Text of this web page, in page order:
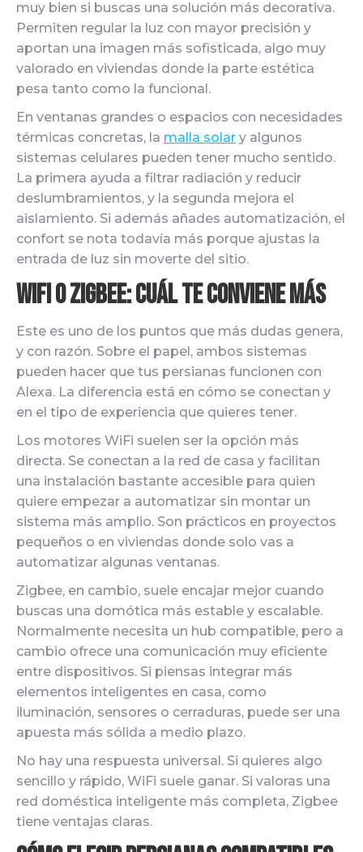
muy bien si buscas una solución más decorativa.
Permiten regular la luz con mayor precisión y
aportan una imagen más sofisticada, algo muy
valorado en viviendas donde la parte estética
pesa tanto como la funcional.
En ventanas grandes o espacios con necesidades
térmicas concretas, la malla solar y algunos
sistemas celulares pueden tener mucho sentido.
La primera ayuda a filtrar radiación y reducir
deslumbramientos, y la segunda mejora el
aislamiento. Si además añades automatización, el
confort se nota todavía más porque ajustas la
entrada de luz sin moverte del sitio.
WiFi o Zigbee: cuál te conviene más
Este es uno de los puntos que más dudas genera,
y con razón. Sobre el papel, ambos sistemas
pueden hacer que tus persianas funcionen con
Alexa. La diferencia está en cómo se conectan y
en el tipo de experiencia que quieres tener.
Los motores WiFi suelen ser la opción más
directa. Se conectan a la red de casa y facilitan
una instalación bastante accesible para quien
quiere empezar a automatizar sin montar un
sistema más amplio. Son prácticos en proyectos
pequeños o en viviendas donde solo vas a
automatizar algunas ventanas.
Zigbee, en cambio, suele encajar mejor cuando
buscas una domótica más estable y escalable.
Normalmente necesita un hub compatible, pero a
cambio ofrece una comunicación muy eficiente
entre dispositivos. Si piensas integrar más
elementos inteligentes en casa, como
iluminación, sensores o cerraduras, puede ser una
apuesta más sólida a medio plazo.
No hay una respuesta universal. Si quieres algo
sencillo y rápido, WiFi suele ganar. Si valoras una
red doméstica inteligente más completa, Zigbee
tiene ventajas claras.